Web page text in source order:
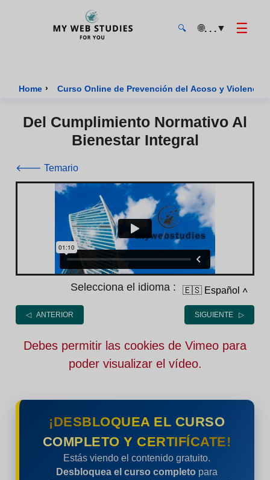
🔍 🌐. . .▼ ☰
Home › Curso Online de Prevención del Acoso y Violencia
Del Cumplimiento Normativo Al
Bienestar Integral
🡐 Temario
Selecciona el idioma : 🇪🇸 Español ˄
◁ ANTERIOR SIGUIENTE ▷
Debes permitir las cookies de Vimeo para
poder visualizar el vídeo.
¡DESBLOQUEA EL CURSO
COMPLETO Y CERTIFÍCATE!
Estás viendo el contenido gratuito.
Desbloquea el curso completo para